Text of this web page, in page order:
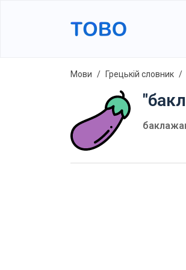
Мови Грецькій словник